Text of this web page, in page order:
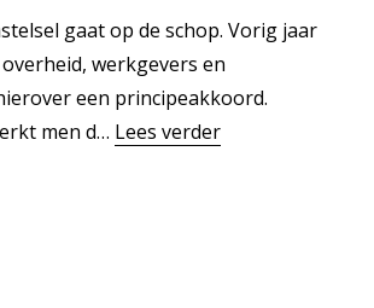
gaat op de schop. Vorig jaar
werkgevers en
een principeakkoord.
men d… Lees verder